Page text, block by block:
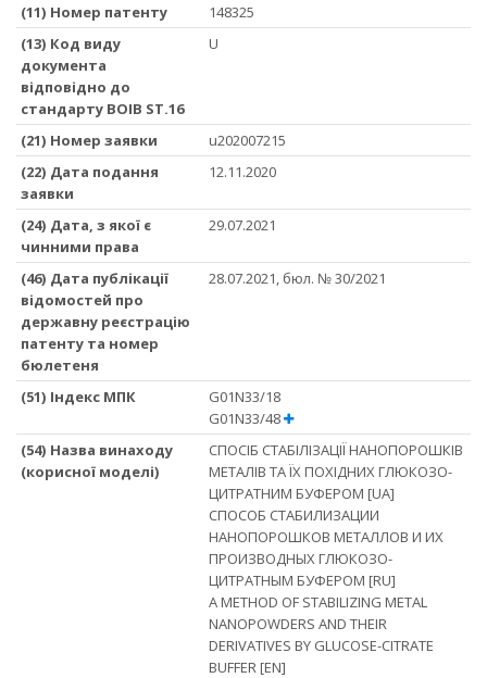
(11) Номер патенту
148325
(13) Код виду
документа
відповідно до
стандарту ВОІВ ST.16
U
(21) Номер заявки
u202007215
(22) Дата подання
заявки
12.11.2020
(24) Дата, з якої є
чинними права
29.07.2021
(46) Дата публікації
відомостей про
державну реєстрацію
патенту та номер
бюлетеня
28.07.2021, бюл. № 30/2021
(51) Iндекс МПК
G01N33/18
G01N33/48
(54) Назва винаходу
(корисної моделі)
СПОСІБ СТАБІЛІЗАЦІЇ НАНОПОРОШКІВ
МЕТАЛІВ ТА ЇХ ПОХІДНИХ ГЛЮКОЗО-
ЦИТРАТНИМ БУФЕРОМ [UA]
СПОСОБ СТАБИЛИЗАЦИИ
НАНОПОРОШКОВ МЕТАЛЛОВ И ИХ
ПРОИЗВОДНЫХ ГЛЮКОЗО-
ЦИТРАТНЫМ БУФЕРОМ [RU]
A METHOD OF STABILIZING METAL
NANOPOWDERS AND THEIR
DERIVATIVES BY GLUCOSE-CITRATE
BUFFER [EN]